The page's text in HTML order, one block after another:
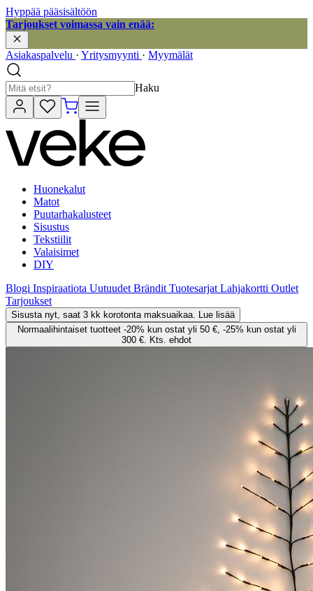
Hyppää pääsisältöön
Tarjoukset voimassa vain enää:
Asiakaspalvelu · Yritysmyynti · Myymälät
Haku
Huonekalut
Matot
Puutarhakalusteet
Sisustus
Tekstiilit
Valaisimet
DIY
Blogi Inspiraatiota Uutuudet Brändit Tuotesarjat Lahjakortti Outlet
Tarjoukset
Sisusta nyt, saat 3 kk korotonta maksuaikaa. Lue lisää
Normaalihintaiset tuotteet -20% kun ostat yli 50 €, -25% kun ostat yli
300 €. Kts. ehdot